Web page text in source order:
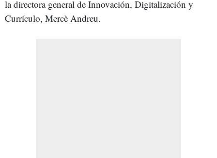
la directora general de Innovación, Digitalización y
Currículo, Mercè Andreu.